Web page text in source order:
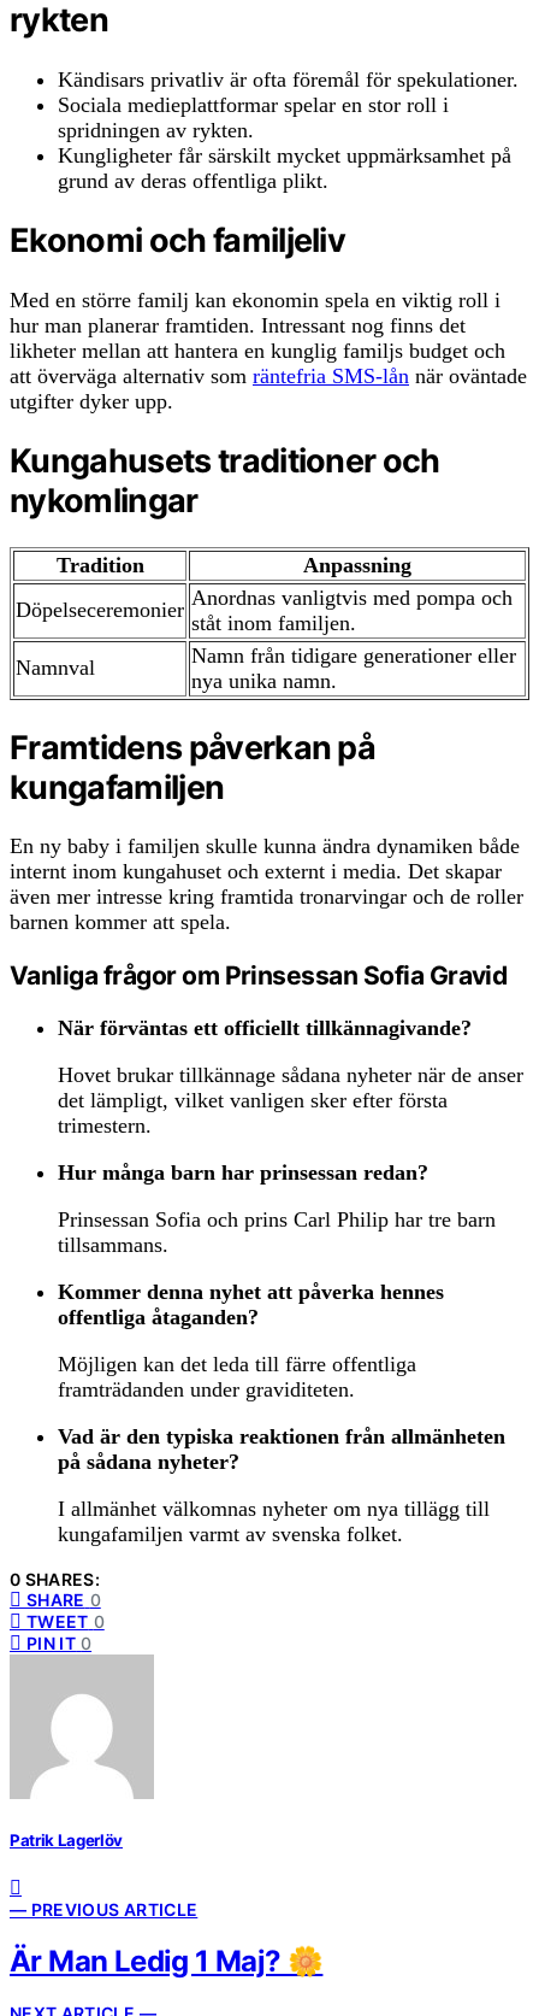
rykten
Kändisars privatliv är ofta föremål för spekulationer.
Sociala medieplattformar spelar en stor roll i
spridningen av rykten.
Kungligheter får särskilt mycket uppmärksamhet på
grund av deras offentliga plikt.
Ekonomi och familjeliv
Med en större familj kan ekonomin spela en viktig roll i
hur man planerar framtiden. Intressant nog finns det
likheter mellan att hantera en kunglig familjs budget och
att överväga alternativ som räntefria SMS-lån när oväntade
utgifter dyker upp.
Kungahusets traditioner och
nykomlingar
Tradition
Anpassning
Döpelseceremonier Anordnas vanligtvis med pompa och
ståt inom familjen.
Namnval
Namn från tidigare generationer eller
nya unika namn.
Framtidens påverkan på
kungafamiljen
En ny baby i familjen skulle kunna ändra dynamiken både
internt inom kungahuset och externt i media. Det skapar
även mer intresse kring framtida tronarvingar och de roller
barnen kommer att spela.
Vanliga frågor om Prinsessan Sofia Gravid
När förväntas ett officiellt tillkännagivande?
Hovet brukar tillkännage sådana nyheter när de anser
det lämpligt, vilket vanligen sker efter första
trimestern.
Hur många barn har prinsessan redan?
Prinsessan Sofia och prins Carl Philip har tre barn
tillsammans.
Kommer denna nyhet att påverka hennes
offentliga åtaganden?
Möjligen kan det leda till färre offentliga
framträdanden under graviditeten.
Vad är den typiska reaktionen från allmänheten
på sådana nyheter?
I allmänhet välkomnas nyheter om nya tillägg till
kungafamiljen varmt av svenska folket.
0 SHARES:
SHARE 0
TWEET 0
PIN IT 0
Patrik Lagerlöv
— PREVIOUS ARTICLE
Är Man Ledig 1 Maj? 🌼